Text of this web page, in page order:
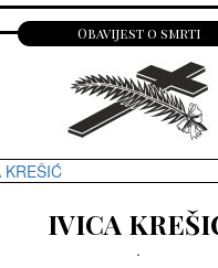
Obavijest o smrti
IVICA
.